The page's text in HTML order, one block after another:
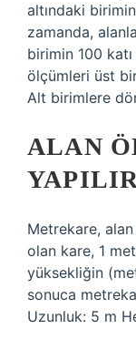
altındaki
zamanda,
birimin 100
ölçümleri üst
Alt birimlere
ALAN
Metrekare,
olan kare, 1
yüksekliğin
sonuca
Uzunluk: 5 m